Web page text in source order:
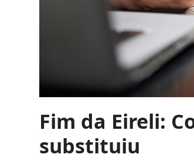
Fim da Eireli:
substituiu